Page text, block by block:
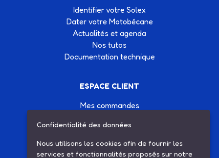
Identifier votre Solex
Dater votre Motobécane
Actualités et agenda
Nos tutos
Documentation technique
ESPACE CLIENT
Mes commandes
Mes listes d'achats
Conditions générales de vente
Contactez-nous
Confidentialité des données
Nous utilisons les cookies afin de fournir les
services et fonctionnalités proposés sur notre